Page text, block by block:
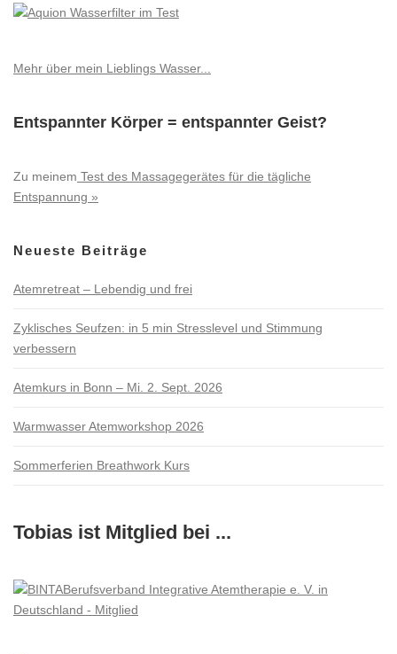
Mehr über mein Lieblings Wasser...
Entspannter Körper = entspannter Geist?
Zu meinem Test des Massagegerätes für die tägliche
Entspannung »
Neueste Beiträge
Atemretreat – Lebendig und frei
Zyklisches Seufzen: in 5 min Stresslevel und Stimmung
verbessern
Atemkurs in Bonn – Mi. 2. Sept. 2026
Warmwasser Atemworkshop 2026
Sommerferien Breathwork Kurs
Tobias ist Mitglied bei ...